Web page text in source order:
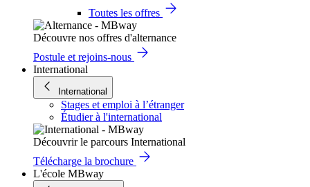
Toutes les offres
Découvre nos offres d'alternance
Postule et rejoins-nous
International
International
Stages et emploi à l’étranger
Étudier à l'international
Découvrir le parcours International
Télécharge la brochure
L'école MBway